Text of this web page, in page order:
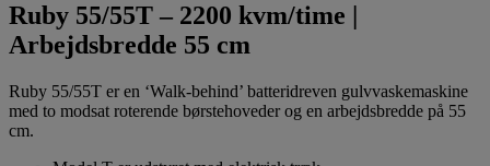
Ruby 55/55T – 2200 kvm/time |
Arbejdsbredde 55 cm
Ruby 55/55T er en ‘Walk-behind’ batteridreven gulvvaskemaskine
med to modsat roterende børstehoveder og en arbejdsbredde på 55
cm.